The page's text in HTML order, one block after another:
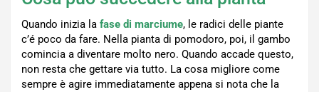
Quando inizia la fase di marciume, le radici delle piante
c’é poco da fare. Nella pianta di pomodoro, poi, il gambo
comincia a diventare molto nero. Quando accade questo,
non resta che gettare via tutto. La cosa migliore come
sempre è agire immediatamente appena si nota che la